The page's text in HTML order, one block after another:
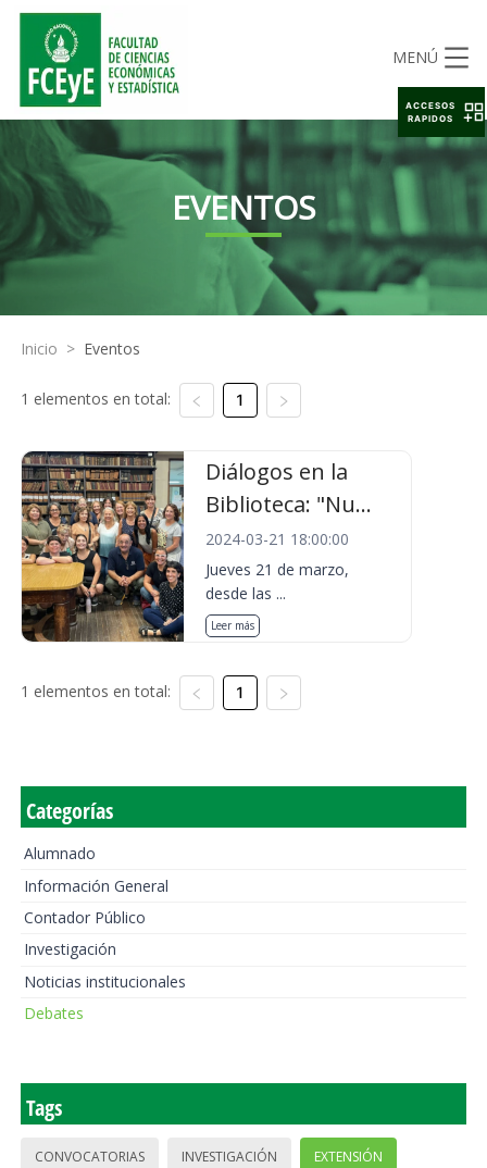
MENÚ
EVENTOS
Inicio > Eventos
1 elementos en total: 1
Diálogos en la
Biblioteca: "Nu...
2024-03-21 18:00:00
Jueves 21 de marzo,
desde las ...
Leer más
1 elementos en total: 1
Categorías
Alumnado
Información General
Contador Público
Investigación
Noticias institucionales
Debates
Tags
CONVOCATORIAS INVESTIGACIÓN EXTENSIÓN
ACCESOS
RAPIDOS